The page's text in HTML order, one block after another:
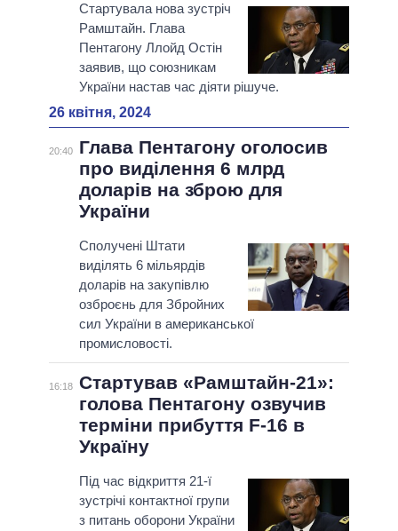
Стартувала нова зустріч
Рамштайн. Глава
Пентагону Ллойд Остін
заявив, що союзникам
України настав час діяти рішуче.
26 квітня, 2024
20:40
Глава Пентагону оголосив
про виділення 6 млрд
доларів на зброю для
України
Сполучені Штати
виділять 6 мільярдів
доларів на закупівлю
озброєнь для Збройних
сил України в американської
промисловості.
16:18 Стартував «Рамштайн-21»:
голова Пентагону озвучив
терміни прибуття F-16 в
Україну
Під час відкриття 21-ї
зустрічі контактної групи
з питань оборони України